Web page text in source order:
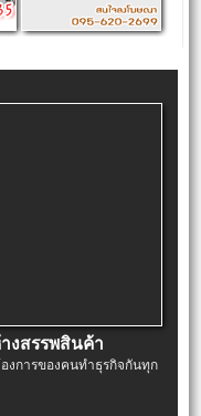
งสรรพสินค้า
การของคนทำธุรกิจกันทุก